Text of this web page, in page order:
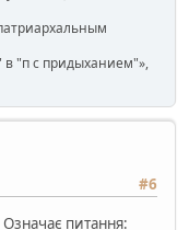
"п с придыханием"»,
#6
Означає питання: